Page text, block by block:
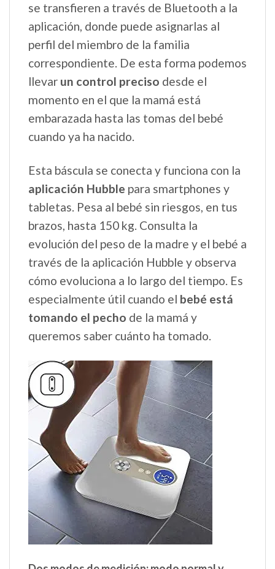
se transfieren a través de Bluetooth a la
aplicación, donde puede asignarlas al
perfil del miembro de la familia
correspondiente. De esta forma podemos
llevar un control preciso desde el
momento en el que la mamá está
embarazada hasta las tomas del bebé
cuando ya ha nacido.
Esta báscula se conecta y funciona con la
aplicación Hubble para smartphones y
tabletas. Pesa al bebé sin riesgos, en tus
brazos, hasta 150 kg. Consulta la
evolución del peso de la madre y el bebé a
través de la aplicación Hubble y observa
cómo evoluciona a lo largo del tiempo. Es
especialmente útil cuando el bebé está
tomando el pecho de la mamá y
queremos saber cuánto ha tomado.